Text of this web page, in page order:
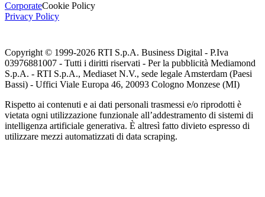
CorporateCookie Policy
Privacy Policy
Copyright © 1999-2026 RTI S.p.A. Business Digital - P.Iva
03976881007 - Tutti i diritti riservati - Per la pubblicità Mediamond
S.p.A. - RTI S.p.A., Mediaset N.V., sede legale Amsterdam (Paesi
Bassi) - Uffici Viale Europa 46, 20093 Cologno Monzese (MI)
Rispetto ai contenuti e ai dati personali trasmessi e/o riprodotti è
vietata ogni utilizzazione funzionale all’addestramento di sistemi di
intelligenza artificiale generativa. È altresì fatto divieto espresso di
utilizzare mezzi automatizzati di data scraping.